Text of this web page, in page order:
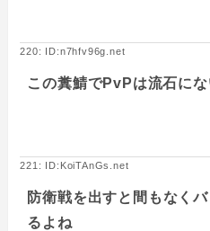
220: ID:n7hfv96g.net
この糞鯖でPvPは流石にな
221: ID:KoiTAnGs.net
防衛戦を出すと間もなく
るよね